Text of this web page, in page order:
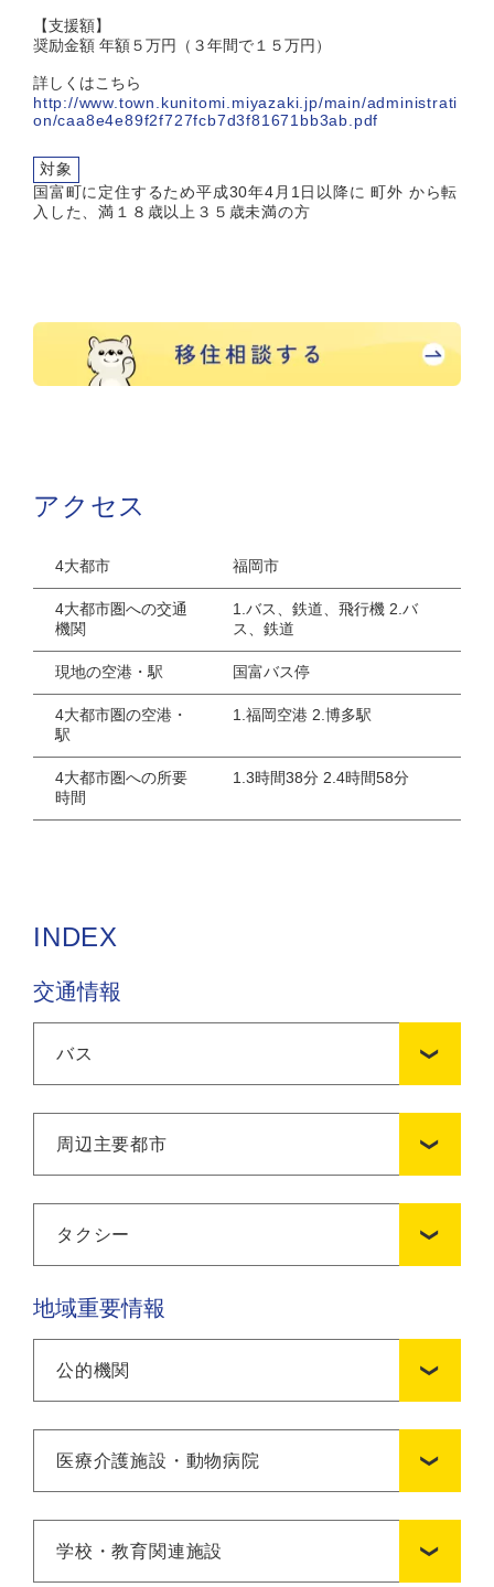
【支援額】
奨励金額 年額５万円（３年間で１５万円）
詳しくはこちら
http://www.town.kunitomi.miyazaki.jp/main/administrati
on/caa8e4e89f2f727fcb7d3f81671bb3ab.pdf
対象
国富町に定住するため平成30年4月1日以降に 町外 から転
入した、満１８歳以上３５歳未満の方
アクセス
4大都市 福岡市
4大都市圏への交通
機関
1.バス、鉄道、飛行機 2.バ
ス、鉄道
現地の空港・駅 国富バス停
4大都市圏の空港・
駅
1.福岡空港 2.博多駅
4大都市圏への所要
時間
1.3時間38分 2.4時間58分
INDEX
交通情報
バス
周辺主要都市
タクシー
地域重要情報
公的機関
医療介護施設・動物病院
学校・教育関連施設